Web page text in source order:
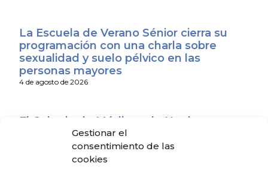
Gestionar el
consentimiento de las
cookies
La Escuela de Verano Sénior cierra su
programación con una charla sobre
sexualidad y suelo pélvico en las
personas mayores
4 de agosto de 2026
El Colegio de Médicos de Huelva y
Fundación Madre Coraje unen fuerzas
para promover una sociedad más
saludable y sostenible